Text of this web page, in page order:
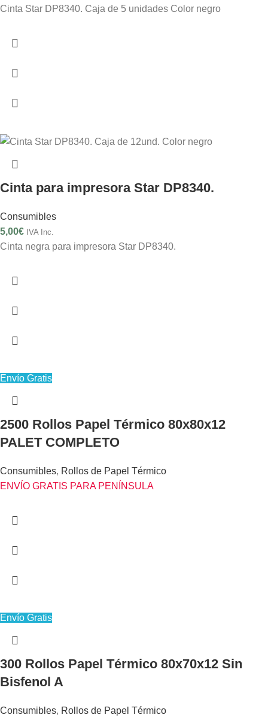
Cinta Star DP8340. Caja de 5 unidades Color negro
Cinta para impresora Star DP8340.
Consumibles
5,00€ IVA Inc.
Cinta negra para impresora Star DP8340.
Envío Gratis
2500 Rollos Papel Térmico 80x80x12
PALET COMPLETO
Consumibles, Rollos de Papel Térmico
ENVÍO GRATIS PARA PENÍNSULA
Envío Gratis
300 Rollos Papel Térmico 80x70x12 Sin
Bisfenol A
Consumibles, Rollos de Papel Térmico